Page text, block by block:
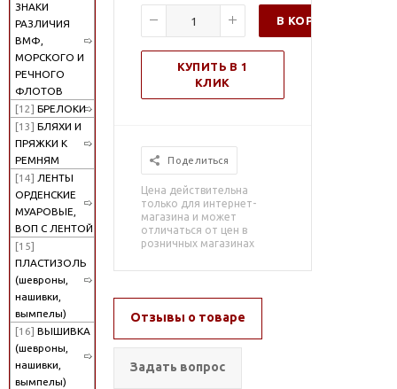
ЗНАКИ
РАЗЛИЧИЯ
ВМФ,
МОРСКОГО И
РЕЧНОГО
ФЛОТОВ
[12] БРЕЛОКИ
[13] БЛЯХИ И
ПРЯЖКИ К
РЕМНЯМ
[14] ЛЕНТЫ
ОРДЕНСКИЕ
МУАРОВЫЕ,
ВОП С ЛЕНТОЙ
[15]
ПЛАСТИЗОЛЬ
(шевроны,
нашивки,
вымпелы)
[16] ВЫШИВКА
(шевроны,
нашивки,
вымпелы)
В КОРЗИНУ
КУПИТЬ В 1
КЛИК
Поделиться
Цена действительна
только для интернет-
магазина и может
отличаться от цен в
розничных магазинах
Отзывы о товаре
Задать вопрос